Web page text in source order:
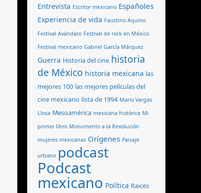
Entrevista Escritor mexicano Españoles
Experiencia de vida Faustino Aquino
Festival Avándaro Festival de rock en México
Festival mexicano Gabriel García Márquez
Guerra Historia del cine historia
de México historia mexicana las
mejores 100 las mejores películas del
cine mexicano lista de 1994 Mario Vargas
Llosa Mesoamérica mexicana histórica Mi
primer libro Monumento a la Revolución
mujeres mexicanas Orígenes Paisaje
urbano podcast
Podcast
mexicano Política Raices